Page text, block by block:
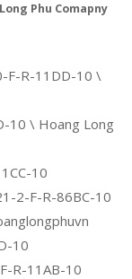
Phu Comapny
F-R-11DD-10 \
10 \ Hoang Long
10
2-F-R-86BC-10
10
R-11AB-10